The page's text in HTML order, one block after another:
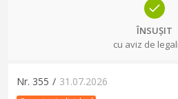
ÎNSUȘIT
cu aviz de
Nr. 355 / 31.07.2026